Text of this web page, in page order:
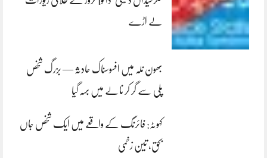
لے اڑے
بھون نلہ میں افسوسناک حادثہ — بزرگ شخص
پلی سے گر کر نالے میں بہہ گیا
کہوٹہ: فائرنگ کے واقعے میں ایک شخص جاں
بحق، تین زخمی